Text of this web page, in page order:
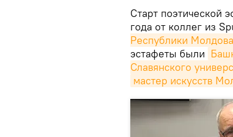
Старт поэтической
года от коллег из
Республики
эстафеты были
Славянского
мастер искусств